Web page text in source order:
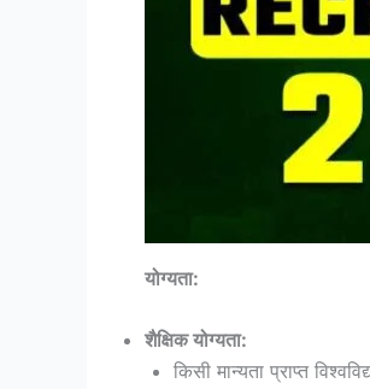
योग्यता:
शैक्षिक योग्यता:
किसी मान्यता प्राप्त